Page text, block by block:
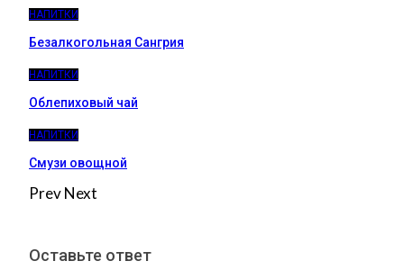
НАПИТКИ
Безалкогольная Сангрия
НАПИТКИ
Облепиховый чай
НАПИТКИ
Смузи овощной
PrevNext
Оставьте ответ